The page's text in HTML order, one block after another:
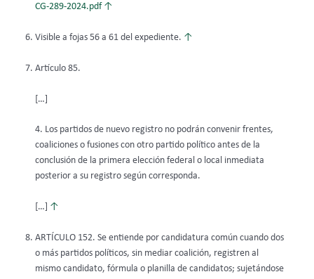
CG-289-2024.pdf ↑
Visible a fojas 56 a 61 del expediente. ↑
Artículo 85.
[…]
4. Los partidos de nuevo registro no podrán convenir frentes,
coaliciones o fusiones con otro partido político antes de la
conclusión de la primera elección federal o local inmediata
posterior a su registro según corresponda.
[…] ↑
ARTÍCULO 152. Se entiende por candidatura común cuando dos
o más partidos políticos, sin mediar coalición, registren al
mismo candidato, fórmula o planilla de candidatos; sujetándose